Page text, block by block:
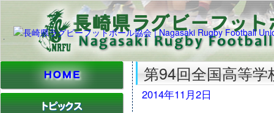
第94回全国高等
2014年11月2日